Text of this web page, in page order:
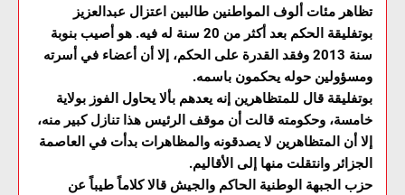
تظاهر مئات ألوف المواطنين طالبين اعتزال عبدالعزيز
بوتفليقة الحكم بعد أكثر من 20 سنة له فيه. هو أصيب بنوبة
سنة 2013 وفقد القدرة على الحكم، إلا أن أعضاء في أسرته
ومسؤولين حوله يحكمون باسمه.
بوتفليقة قال للمتظاهرين إنه يعدهم بألا يحاول الفوز بولاية
خامسة، وحكومته قالت أن موقف الرئيس هذا تنازل كبير منه،
إلا أن المتظاهرين لا يصدقونه والمظاهرات بدأت في العاصمة
الجزائر وانتقلت منها إلى الأقاليم.
حزب الجبهة الوطنية الحاكم والجيش قالا كلاماً طيباً عن